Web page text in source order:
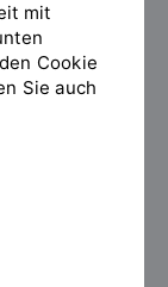
zahlreiche
mit
Cookie
Sie auch